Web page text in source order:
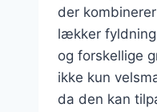
der
lækker
og forskellige
ikke kun
da den kan